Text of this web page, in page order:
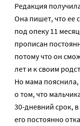
Редакция
Она пишет, что ее
под опеку 11
прописан
потому что он
лет и к своим
Но мама
о том, что
30-дневний срок,
его постоянно